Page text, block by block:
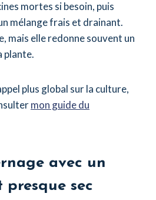
mortes si besoin, puis
mélange frais et drainant.
mais elle redonne souvent un
plante.
plus global sur la culture,
mon guide du
avec un
presque sec